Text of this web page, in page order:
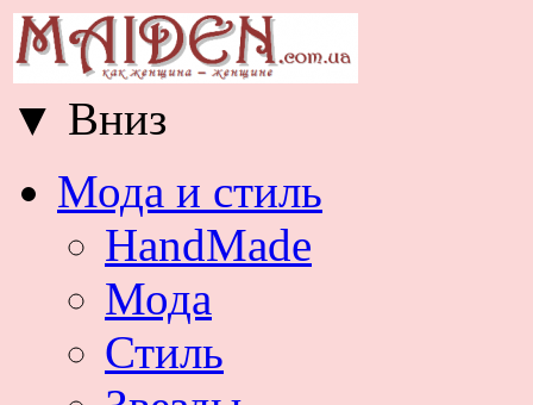
▼ Вниз
Мода и стиль
HandMade
Мода
Стиль